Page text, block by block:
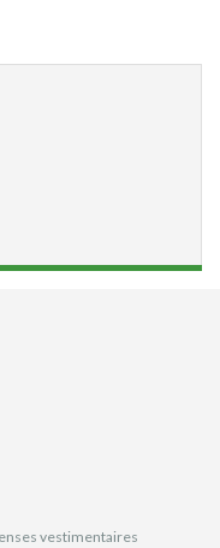
vestimentaires